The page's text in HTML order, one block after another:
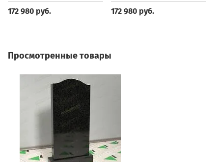
172 980 руб.
172 980 руб.
Просмотренные товары